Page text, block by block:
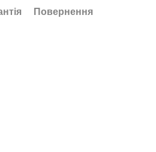
Повернення